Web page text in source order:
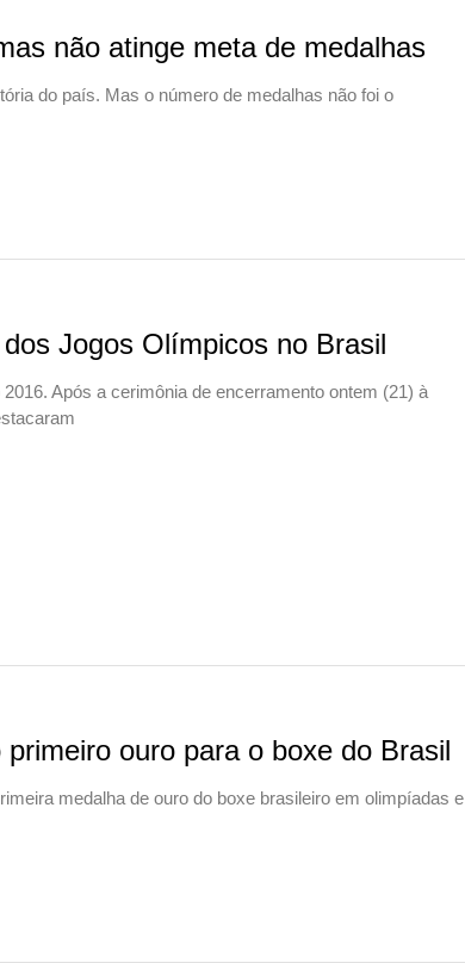
não atinge meta de medalhas
do país. Mas o número de medalhas não foi o
Jogos Olímpicos no Brasil
Após a cerimônia de encerramento ontem (21) à
ouro para o boxe do Brasil
medalha de ouro do boxe brasileiro em olimpíadas e